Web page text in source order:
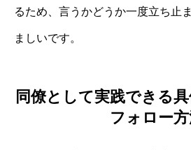
るため、言うかどうか一度立ち止
ましいです。
同僚として実践できる
フォロー